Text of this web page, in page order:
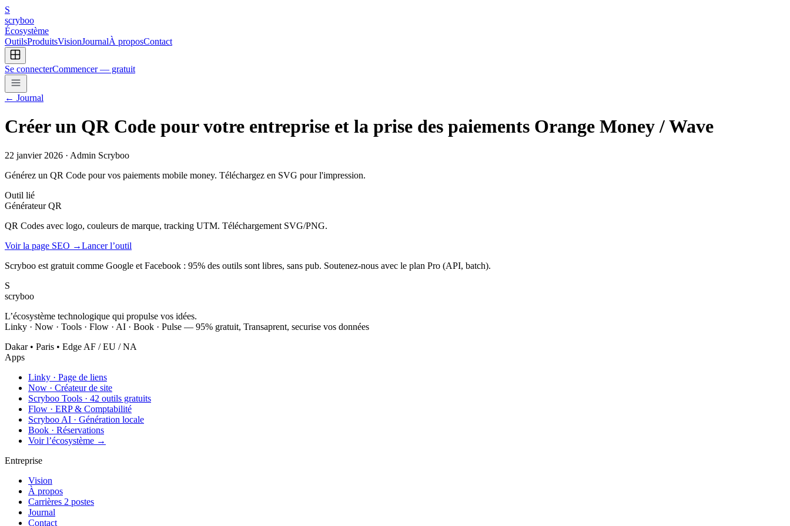
S
scryboo
Écosystème
OutilsProduitsVisionJournalÀ proposContact
Se connecterCommencer — gratuit
← Journal
Créer un QR Code pour votre entreprise et la prise des paiements Orange Money / Wave
22 janvier 2026 · Admin Scryboo
Générez un QR Code pour vos paiements mobile money. Téléchargez en SVG pour l'impression.
Outil lié
Générateur QR
QR Codes avec logo, couleurs de marque, tracking UTM. Téléchargement SVG/PNG.
Voir la page SEO →Lancer l’outil
Scryboo est gratuit comme Google et Facebook : 95% des outils sont libres, sans pub. Soutenez-nous avec le plan Pro (API, batch).
S
scryboo
L’écosystème technologique qui propulse vos idées.
Linky · Now · Tools · Flow · AI · Book · Pulse — 95% gratuit, Transaprent, securise vos données
Dakar • Paris • Edge AF / EU / NA
Apps
Linky · Page de liens
Now · Créateur de site
Scryboo Tools · 42 outils gratuits
Flow · ERP & Comptabilité
Scryboo AI · Génération locale
Book · Réservations
Voir l’écosystème →
Entreprise
Vision
À propos
Carrières 2 postes
Journal
Contact